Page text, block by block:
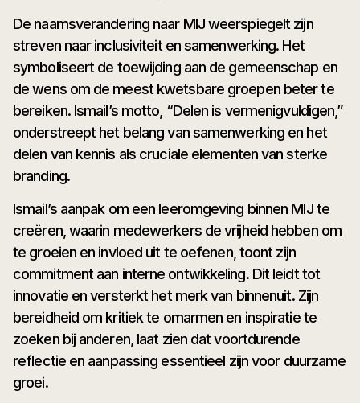
De naamsverandering naar MIJ weerspiegelt zijn
streven naar inclusiviteit en samenwerking. Het
symboliseert de toewijding aan de gemeenschap en
de wens om de meest kwetsbare groepen beter te
bereiken. Ismail’s motto, “Delen is vermenigvuldigen,”
onderstreept het belang van samenwerking en het
delen van kennis als cruciale elementen van sterke
branding.
Ismail’s aanpak om een leeromgeving binnen MIJ te
creëren, waarin medewerkers de vrijheid hebben om
te groeien en invloed uit te oefenen, toont zijn
commitment aan interne ontwikkeling. Dit leidt tot
innovatie en versterkt het merk van binnenuit. Zijn
bereidheid om kritiek te omarmen en inspiratie te
zoeken bij anderen, laat zien dat voortdurende
reflectie en aanpassing essentieel zijn voor duurzame
groei.